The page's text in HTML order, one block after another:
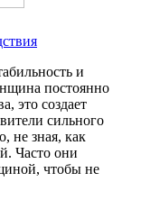
и
постоянно
это создает
сильного
не зная, как
Часто они
чтобы не